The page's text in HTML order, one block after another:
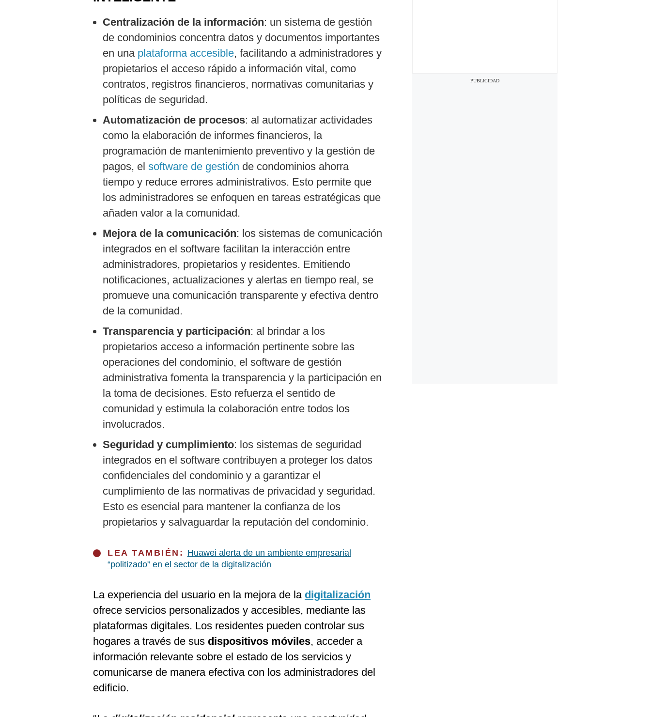
Centralización de la información: un sistema de gestión
de condominios concentra datos y documentos importantes
en una plataforma accesible, facilitando a administradores y
propietarios el acceso rápido a información vital, como
contratos, registros financieros, normativas comunitarias y
políticas de seguridad.
Automatización de procesos: al automatizar actividades
como la elaboración de informes financieros, la
programación de mantenimiento preventivo y la gestión de
pagos, el software de gestión de condominios ahorra
tiempo y reduce errores administrativos. Esto permite que
los administradores se enfoquen en tareas estratégicas que
añaden valor a la comunidad.
Mejora de la comunicación: los sistemas de comunicación
integrados en el software facilitan la interacción entre
administradores, propietarios y residentes. Emitiendo
notificaciones, actualizaciones y alertas en tiempo real, se
promueve una comunicación transparente y efectiva dentro
de la comunidad.
Transparencia y participación: al brindar a los
propietarios acceso a información pertinente sobre las
operaciones del condominio, el software de gestión
administrativa fomenta la transparencia y la participación en
la toma de decisiones. Esto refuerza el sentido de
comunidad y estimula la colaboración entre todos los
involucrados.
Seguridad y cumplimiento: los sistemas de seguridad
integrados en el software contribuyen a proteger los datos
confidenciales del condominio y a garantizar el
cumplimiento de las normativas de privacidad y seguridad.
Esto es esencial para mantener la confianza de los
propietarios y salvaguardar la reputación del condominio.
LEA TAMBIÉN: Huawei alerta de un ambiente empresarial
“politizado” en el sector de la digitalización
La experiencia del usuario en la mejora de la digitalización
ofrece servicios personalizados y accesibles, mediante las
plataformas digitales. Los residentes pueden controlar sus
hogares a través de sus dispositivos móviles, acceder a
información relevante sobre el estado de los servicios y
comunicarse de manera efectiva con los administradores del
edificio.